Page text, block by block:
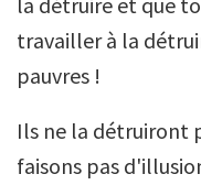
travailler à la
pauvres !
Ils ne la détruiront
faisons pas